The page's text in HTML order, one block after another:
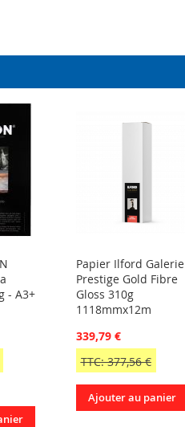
- A3+
Papier Ilford Galerie
Prestige Gold Fibre
Gloss 310g
1118mmx12m
339,79 €
TTC: 377,56 €
Ajouter au panier